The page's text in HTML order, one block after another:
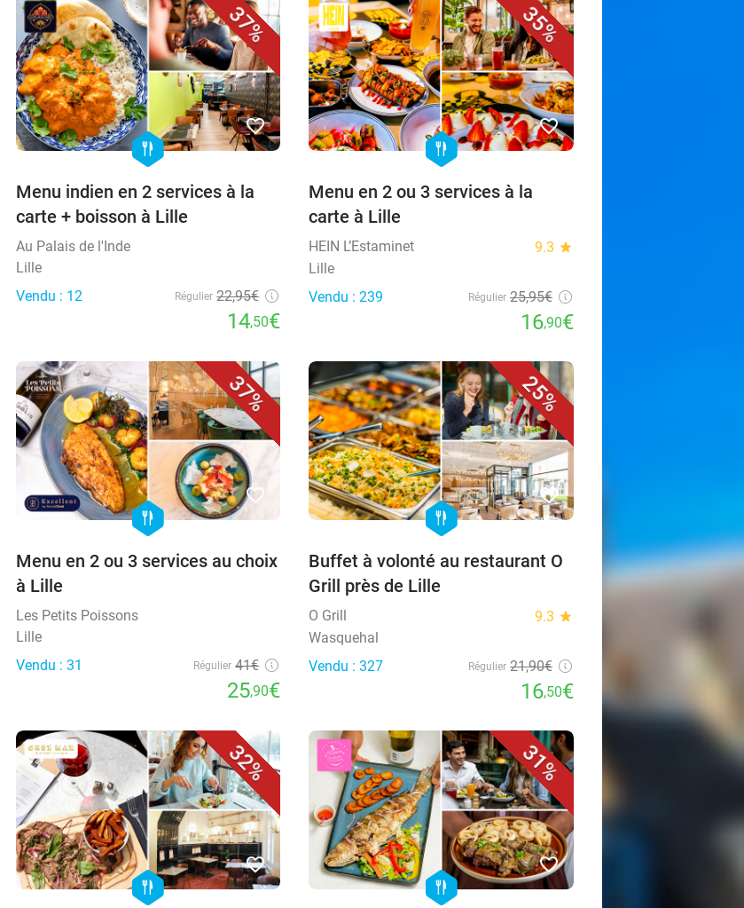
37%
favorite_border
hexagon
food
Menu indien en 2 services à la
carte + boisson à Lille
Au Palais de l'Inde
Lille
Vendu : 12
Régulier 22,95€
14,50€
35%
favorite_border
hexagon
food
Menu en 2 ou 3 services à la
carte à Lille
HEIN L’Estaminet 9.3 star
Lille
Vendu : 239
Régulier 25,95€
16,90€
37%
favorite_border
hexagon
food
Menu en 2 ou 3 services au choix
à Lille
Les Petits Poissons
Lille
Vendu : 31
Régulier 41€
25,90€
25%
favorite_border
hexagon
food
Buffet à volonté au restaurant O
Grill près de Lille
O Grill 9.3 star
Wasquehal
Vendu : 327
Régulier 21,90€
16,50€
32%
favorite_border
hexagon
food
31%
favorite_border
hexagon
food